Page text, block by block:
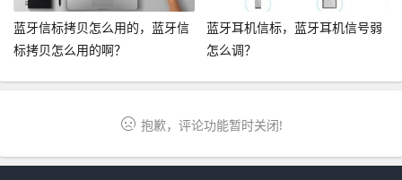
蓝牙信标拷贝怎么用的，蓝牙信
标拷贝怎么用的啊？
蓝牙耳机信标，蓝牙耳机信号弱
怎么调？
抱歉，评论功能暂时关闭!